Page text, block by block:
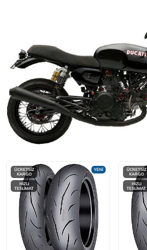
YENİ
ÜCRETSİZ
KARGO
HIZLI
TESLİMAT
ÜCRETSİZ
KARGO
HIZLI
TESLİMAT